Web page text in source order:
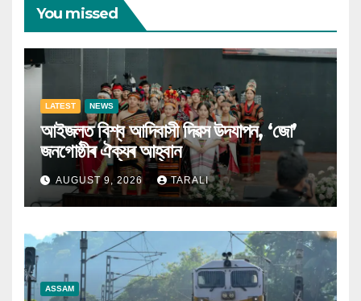
You missed
LATEST NEWS
আইজলত বিশ্ব আদিবাসী দিৱস উদযাপন, ‘জো’
জনগোষ্ঠীৰ ঐক্যৰ আহ্বান
AUGUST 9, 2026 TARALI
ASSAM